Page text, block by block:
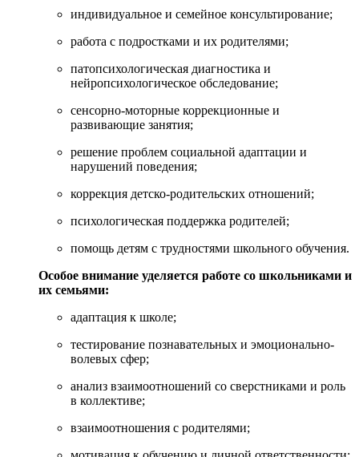
индивидуальное и семейное консультирование;
работа с подростками и их родителями;
патопсихологическая диагностика и
нейропсихологическое обследование;
сенсорно-моторные коррекционные и
развивающие занятия;
решение проблем социальной адаптации и
нарушений поведения;
коррекция детско-родительских отношений;
психологическая поддержка родителей;
помощь детям с трудностями школьного обучения.
Особое внимание уделяется работе со школьниками и
их семьями:
адаптация к школе;
тестирование познавательных и эмоционально-
волевых сфер;
анализ взаимоотношений со сверстниками и роль
в коллективе;
взаимоотношения с родителями;